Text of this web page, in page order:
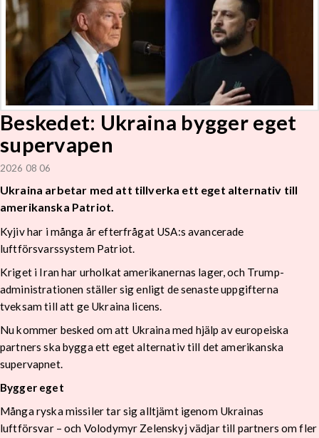
Beskedet: Ukraina bygger eget
supervapen
2026 08 06
Ukraina arbetar med att tillverka ett eget alternativ till
amerikanska Patriot.
Kyjiv har i många år efterfrågat USA:s avancerade
luftförsvarssystem Patriot.
Kriget i Iran har urholkat amerikanernas lager, och Trump-
administrationen ställer sig enligt de senaste uppgifterna
tveksam till att ge Ukraina licens.
Nu kommer besked om att Ukraina med hjälp av europeiska
partners ska bygga ett eget alternativ till det amerikanska
supervapnet.
Bygger eget
Många ryska missiler tar sig alltjämt igenom Ukrainas
luftförsvar – och Volodymyr Zelenskyj vädjar till partners om fler